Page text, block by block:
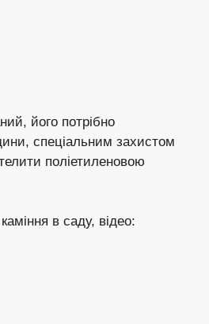
його потрібно
спеціальним захистом
поліетиленовою
в саду, відео: